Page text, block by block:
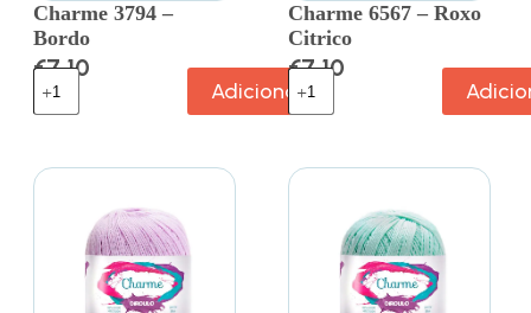
Charme 3794 –
Bordo
€7.10
Adicionar
Charme 6567 – Roxo
Citrico
€7.10